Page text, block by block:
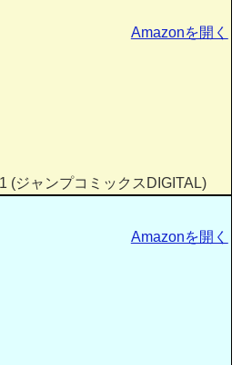
(ジャンプコミックスDIGITAL)
Amazonを開く
Amazonを開く